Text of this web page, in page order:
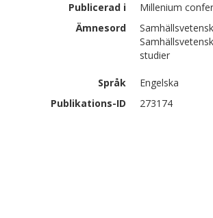
Publicerad i
Millenium
Ämnesord
studier
Språk
Engelska
Publikations-ID
273174